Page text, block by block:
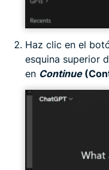
Haz clic en el
esquina superior
en Continue